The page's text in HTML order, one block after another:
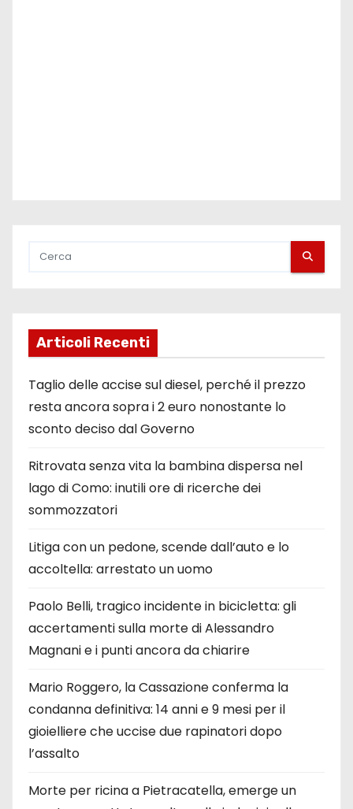
Articoli Recenti
Taglio delle accise sul diesel, perché il prezzo
resta ancora sopra i 2 euro nonostante lo
sconto deciso dal Governo
Ritrovata senza vita la bambina dispersa nel
lago di Como: inutili ore di ricerche dei
sommozzatori
Litiga con un pedone, scende dall’auto e lo
accoltella: arrestato un uomo
Paolo Belli, tragico incidente in bicicletta: gli
accertamenti sulla morte di Alessandro
Magnani e i punti ancora da chiarire
Mario Roggero, la Cassazione conferma la
condanna definitiva: 14 anni e 9 mesi per il
gioielliere che uccise due rapinatori dopo
l’assalto
Morte per ricina a Pietracatella, emerge un